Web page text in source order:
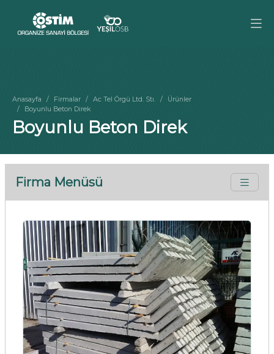
Anasayfa Firmalar Ac Tel Örgü Ltd. Stı.
Ürünler
Boyunlu Beton Direk
Boyunlu Beton Direk
Firma Menüsü